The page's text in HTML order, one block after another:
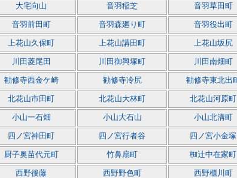
大宅向山 音羽稲芝 音羽草田町
音羽前田町 音羽森廻り町 音羽役出町
上花山久保町 上花山講田町 上花山坂尻
川田菱尾田 川田御輿塚町 川田南畑町
勧修寺西金ケ崎 勧修寺冷尻 勧修寺東北出町
北花山市田町 北花山大林町 北花山河原町
小山一石畑 小山大石山 小山北溝町
四ノ宮神田町 四ノ宮行者谷 四ノ宮小金塚
厨子奥苗代元町 竹鼻扇町 椥辻中在家町
西野後藤 西野野色町 西野櫃川町